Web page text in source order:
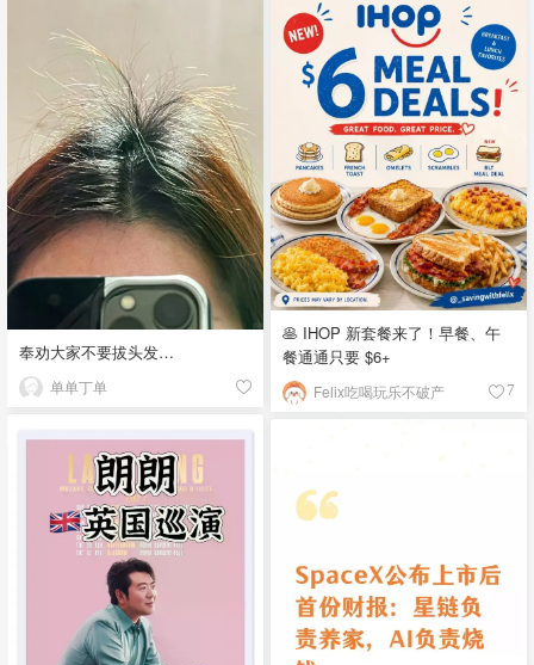
奉劝大家不要拔头发…
单单丁单
🥞 IHOP 新套餐来了！早餐、午
餐通通只要 $6+
Felix吃喝玩乐不破产 7